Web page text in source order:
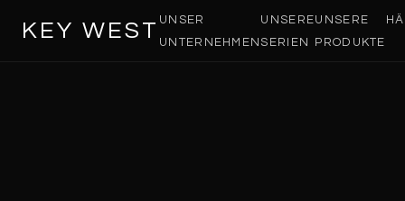
KEY WEST UNSER
UNTERNEHMEN
UNSERE
SERIEN
UNSERE
PRODUKTE